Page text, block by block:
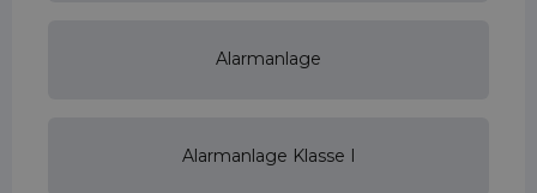
Alarmanlage
Alarmanlage Klasse I